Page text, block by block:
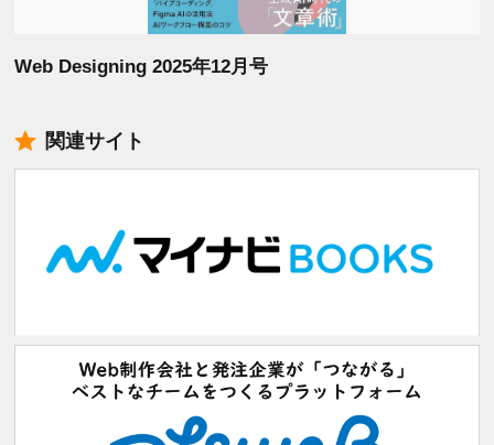
Web Designing 2025年12月号
関連サイト